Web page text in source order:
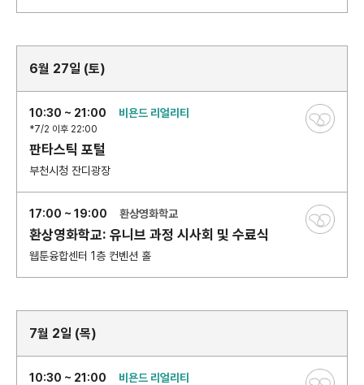
6월 27일 (토)
10:30 ~ 21:00
*7/2 이후 22:00
비욘드 리얼리티
판타스틱 포털
부천시청 잔디광장
17:00 ~ 19:00 환상영화학교
환상영화학교: 유니브 과정 시사회 및 수료식
웹툰융합센터 1층 컨벤션 홀
7월 2일 (목)
10:30 ~ 21:00 비욘드 리얼리티